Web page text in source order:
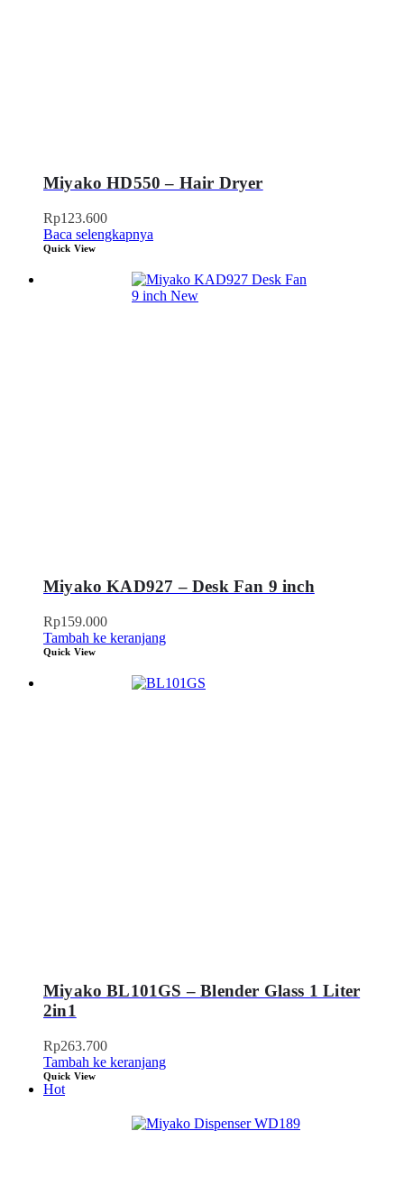
Miyako HD550 – Hair Dryer
Rp123.600
Baca selengkapnya
Quick View
Miyako KAD927 – Desk Fan 9 inch
Rp159.000
Tambah ke keranjang
Quick View
Miyako BL101GS – Blender Glass 1 Liter
2in1
Rp263.700
Tambah ke keranjang
Quick View
Hot